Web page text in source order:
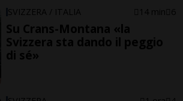
SVIZZERA / ITALIA 14 min 6
Su Crans-Montana «la
Svizzera sta dando il peggio
di sé»